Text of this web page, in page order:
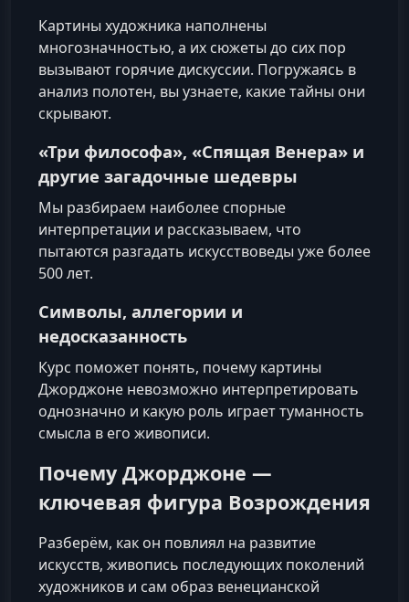
Картины художника наполнены
многозначностью, а их сюжеты до сих пор
вызывают горячие дискуссии. Погружаясь в
анализ полотен, вы узнаете, какие тайны они
скрывают.
«Три философа», «Спящая Венера» и
другие загадочные шедевры
Мы разбираем наиболее спорные
интерпретации и рассказываем, что
пытаются разгадать искусствоведы уже более
500 лет.
Символы, аллегории и
недосказанность
Курс поможет понять, почему картины
Джорджоне невозможно интерпретировать
однозначно и какую роль играет туманность
смысла в его живописи.
Почему Джорджоне —
ключевая фигура Возрождения
Разберём, как он повлиял на развитие
искусств, живопись последующих поколений
художников и сам образ венецианской